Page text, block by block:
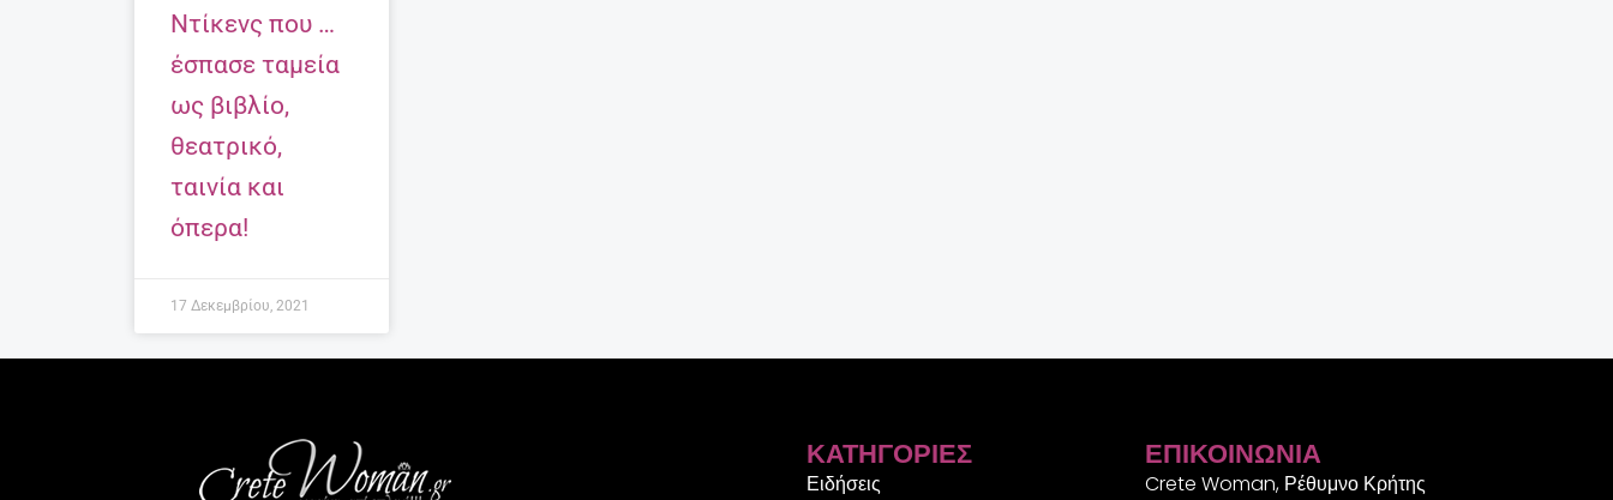
Ντίκενς που …
έσπασε ταμεία
ως βιβλίο,
θεατρικό,
ταινία και
όπερα!
17 Δεκεμβρίου, 2021
ΚΑΤΗΓΟΡΊΕΣ
Ειδήσεις
ΕΠΙΚΟΙΝΩΝΊΑ
Crete Woman, Ρέθυμνο Κρήτης